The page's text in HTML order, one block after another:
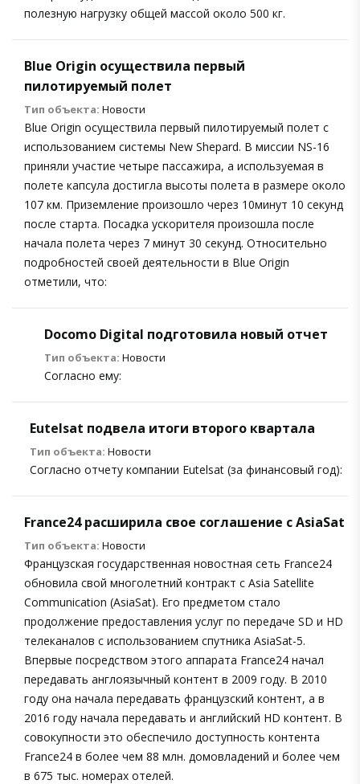
полезную нагрузку общей массой около 500 кг.
Blue Origin осуществила первый
пилотируемый полет
Тип объекта: Новости
Blue Origin осуществила первый пилотируемый полет с
использованием системы New Shepard. В миссии NS-16
приняли участие четыре пассажира, а используемая в
полете капсула достигла высоты полета в размере около
107 км. Приземление произошло через 10минут 10 секунд
после старта. Посадка ускорителя произошла после
начала полета через 7 минут 30 секунд. Относительно
подробностей своей деятельности в Blue Origin
отметили, что:
Docomo Digital подготовила новый отчет
Тип объекта: Новости
Согласно ему:
Eutelsat подвела итоги второго квартала
Тип объекта: Новости
Согласно отчету компании Eutelsat (за финансовый год):
France24 расширила свое соглашение с AsiaSat
Тип объекта: Новости
Французская государственная новостная сеть France24
обновила свой многолетний контракт с Asia Satellite
Communication (AsiaSat). Его предметом стало
продолжение предоставления услуг по передаче SD и HD
телеканалов с использованием спутника AsiaSat-5.
Впервые посредством этого аппарата France24 начал
передавать англоязычный контент в 2009 году. В 2010
году она начала передавать французский контент, а в
2016 году начала передавать и английский HD контент. В
совокупности это обеспечило доступность контента
France24 в более чем 88 млн. домовладений и более чем
в 675 тыс. номерах отелей.